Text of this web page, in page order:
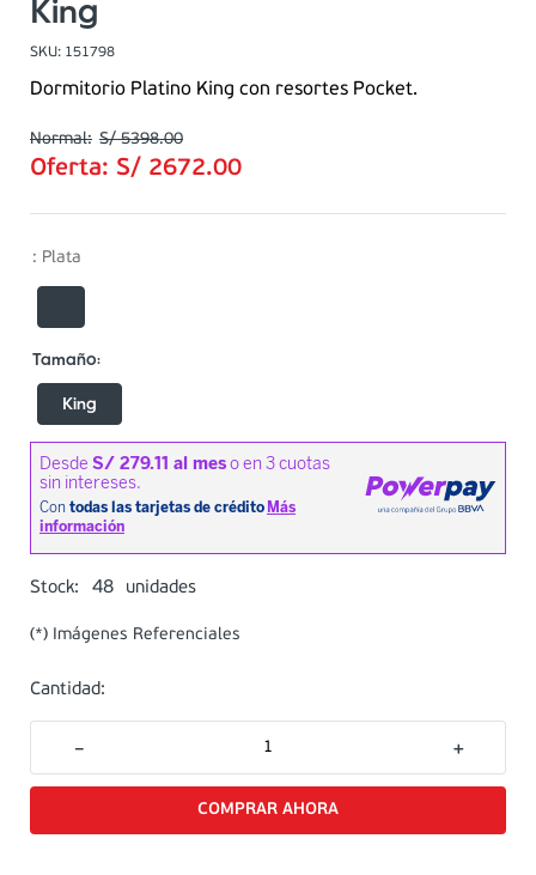
King
SKU: 151798
Dormitorio Platino King con resortes Pocket.
S/ 5398.00
Oferta: S/ 2672.00
: Plata
King
Stock: 48 unidades
(*) Imágenes Referenciales
Cantidad:
＋
－